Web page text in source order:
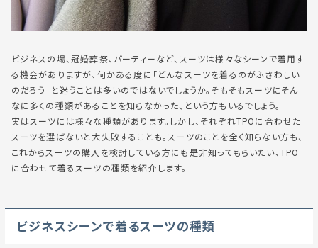
ビジネスの場、冠婚葬祭、パーティーなど、スーツは様々なシーンで着用す
る機会がありますが、何かある度に 「どんなスーツを着るのがふさわしい
のだろう」 と迷うことは多いのではないでしょうか。そもそもスーツにそん
なに多くの種類があることを知らなかった、という方もいるでしょう。
実はスーツには様々な種類があります。しかし、それぞれTPOに合わせた
スーツを選ばないと大失敗することも。スーツのことを全く知らない方も、
これからスーツの購入を検討している方にも是非知ってもらいたい、TPO
に合わせて着るスーツの種類を紹介します。
ビジネスシーンで着るスーツの種類